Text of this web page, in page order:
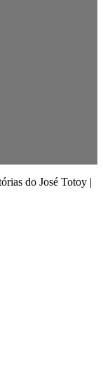
do José Totoy |